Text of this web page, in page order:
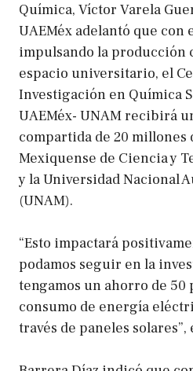
Química, Víctor Varela
UAEMéx adelantó que
impulsando la producción
espacio universitario, el
Investigación en Química
UAEMéx- UNAM recibirá
compartida de 20 millones
Mexiquense de Ciencia y
y la Universidad Nacional
(UNAM).
“Esto impactará
podamos seguir en la
tengamos un ahorro de 50
consumo de energía
través de paneles solares”,